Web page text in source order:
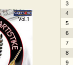
3
4
5
6
7
8
9